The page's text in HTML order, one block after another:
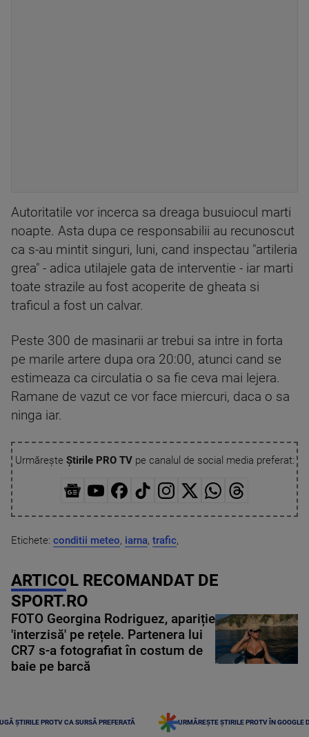
Autoritatile vor incerca sa dreaga busuiocul marti
noapte. Asta dupa ce responsabilii au recunoscut
ca s-au mintit singuri, luni, cand inspectau "artileria
grea" - adica utilajele gata de interventie - iar marti
toate strazile au fost acoperite de gheata si
traficul a fost un calvar.
Peste 300 de masinarii ar trebui sa intre in forta
pe marile artere dupa ora 20:00, atunci cand se
estimeaza ca circulatia o sa fie ceva mai lejera.
Ramane de vazut ce vor face miercuri, daca o sa
ninga iar.
Urmărește Știrile PRO TVpe canalul de social media preferat:
Etichete: conditii meteo, iarna, trafic,
ARTICOL RECOMANDAT DE
SPORT.RO
FOTO Georgina Rodriguez, apariție
'interzisă' pe rețele. Partenera lui
CR7 s-a fotografiat în costum de
baie pe barcă
ȘTIRILE PROTV CA SURSĂ PREFERATĂ URMĂREȘTE ȘTIRILE PROTV ÎN GOOGLE